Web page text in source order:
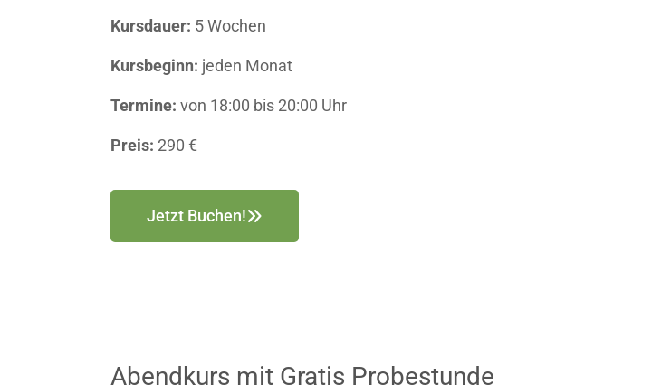
Kursdauer: 5 Wochen
Kursbeginn: jeden Monat
Termine: von 18:00 bis 20:00 Uhr
Preis: 290 €
Jetzt Buchen!
Abendkurs mit Gratis Probestunde